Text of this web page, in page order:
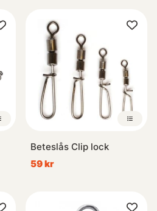
Beteslås Clip lock
59 kr